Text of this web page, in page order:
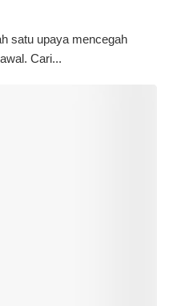
satu upaya mencegah
Cari...